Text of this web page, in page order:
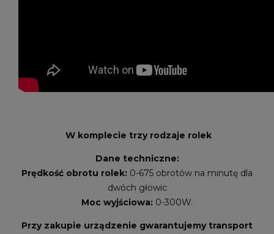
W komplecie trzy rodzaje rolek
Dane techniczne:
Prędkość obrotu rolek: 0-675 obrotów na minutę dla
dwóch głowic
Moc wyjściowa: 0-300W.
Przy zakupie urządzenie gwarantujemy transport